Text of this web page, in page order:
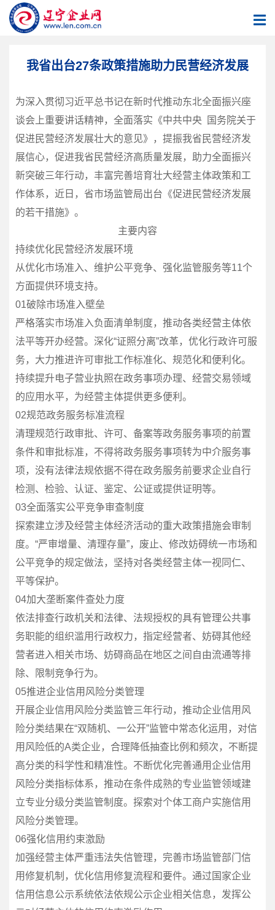
我省出台27条政策措施助力民营经济发展
为深入贯彻习近平总书记在新时代推动东北全面振兴座
谈会上重要讲话精神，全面落实《中共中央 国务院关于
促进民营经济发展壮大的意见》，提振我省民营经济发
展信心，促进我省民营经济高质量发展，助力全面振兴
新突破三年行动，丰富完善培育壮大经营主体政策和工
作体系，近日，省市场监管局出台《促进民营经济发展
的若干措施》。
主要内容
持续优化民营经济发展环境
从优化市场准入、维护公平竞争、强化监管服务等11个
方面提供环境支持。
01破除市场准入壁垒
严格落实市场准入负面清单制度，推动各类经营主体依
法平等开办经营。深化“证照分离”改革，优化行政许可服
务，大力推进许可审批工作标准化、规范化和便利化。
持续提升电子营业执照在政务事项办理、经营交易领域
的应用水平，为经营主体提供更多便利。
02规范政务服务标准流程
清理规范行政审批、许可、备案等政务服务事项的前置
条件和审批标准，不得将政务服务事项转为中介服务事
项，没有法律法规依据不得在政务服务前要求企业自行
检测、检验、认证、鉴定、公证或提供证明等。
03全面落实公平竞争审查制度
探索建立涉及经营主体经济活动的重大政策措施会审制
度。“严审增量、清理存量”，废止、修改妨碍统一市场和
公平竞争的规定做法，坚持对各类经营主体一视同仁、
平等保护。
04加大垄断案件查处力度
依法排查行政机关和法律、法规授权的具有管理公共事
务职能的组织滥用行政权力，指定经营者、妨碍其他经
营者进入相关市场、妨碍商品在地区之间自由流通等排
除、限制竞争行为。
05推进企业信用风险分类管理
开展企业信用风险分类监管三年行动，推动企业信用风
险分类结果在“双随机、一公开”监管中常态化运用，对信
用风险低的A类企业，合理降低抽查比例和频次，不断提
高分类的科学性和精准性。不断优化完善通用企业信用
风险分类指标体系，推动在条件成熟的专业监管领域建
立专业分级分类监管制度。探索对个体工商户实施信用
风险分类管理。
06强化信用约束激励
加强经营主体严重违法失信管理，完善市场监管部门信
用修复机制，优化信用修复流程和要件。通过国家企业
信用信息公示系统依法依规公示企业相关信息，发挥公